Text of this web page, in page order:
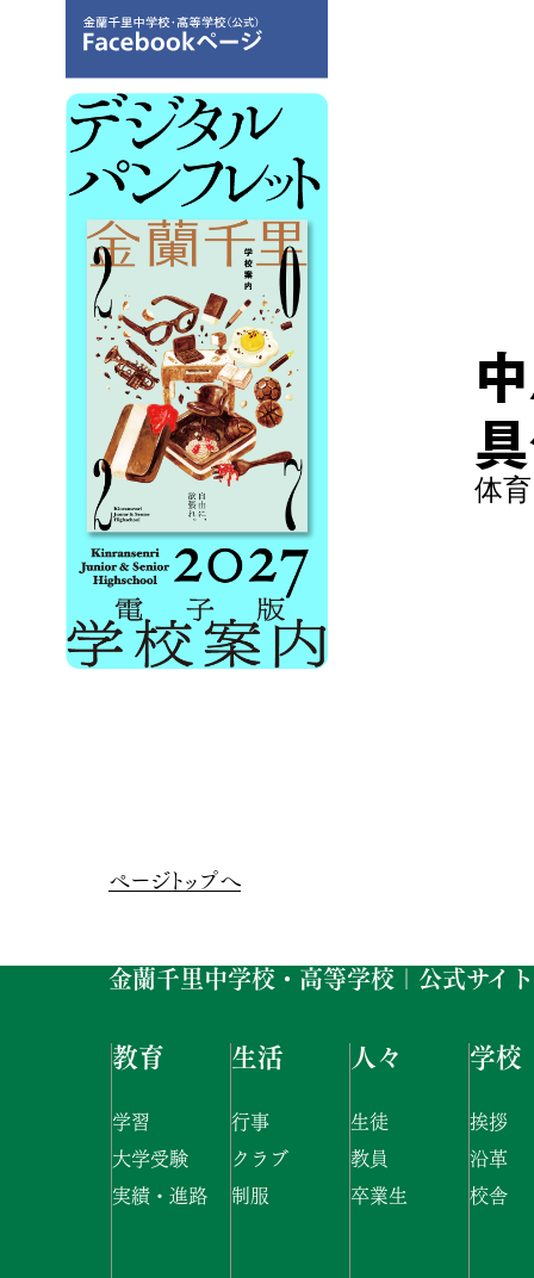
体育
ページトップへ
金蘭千里中学校・高等学校｜公式サイト
教育
学習
大学受験
実績・進路
生活
行事
クラブ
制服
人々
生徒
教員
卒業生
学校
挨拶
沿革
校舎